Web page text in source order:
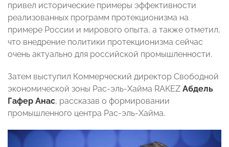
привел исторические примеры эффективности
реализованных программ протекционизма на
примере России и мирового опыта, а также отметил,
что внедрение политики протекционизма сейчас
очень актуально для российской промышленности.
Затем выступил Коммерческий директор Свободной
экономической зоны Рас-эль-Хайма RAKEZ Абдель
Гафер Анас, рассказав о формировании
промышленного центра Рас-эль-Хайма.